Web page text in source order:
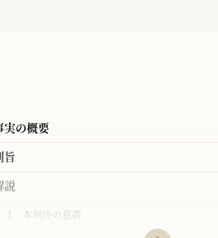
実の概要
旨
説
1 本判決の意義